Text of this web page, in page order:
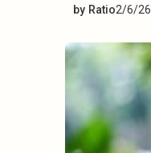
by Ratio2/6/26